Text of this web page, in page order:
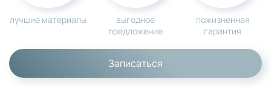
лучшие материалы
выгодное
предложение
пожизненная
гарантия
Записаться